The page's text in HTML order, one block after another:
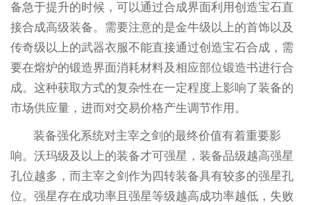
备急于提升的时候，可以通过合成界面利用创造宝石直
接合成高级装备。需要注意的是金牛级以上的首饰以及
传奇级以上的武器衣服不能直接通过创造宝石合成，需
要在熔炉的锻造界面消耗材料及相应部位锻造书进行合
成。这种获取方式的复杂性在一定程度上影响了装备的
市场供应量，进而对交易价格产生调节作用。
装备强化系统对主宰之剑的最终价值有着重要影
响。沃玛级及以上的装备才可强星，装备品级越高强星
孔位越多，而主宰之剑作为四转装备具有较多的强星孔
位。强星存在成功率且强星等级越高成功率越低，失败